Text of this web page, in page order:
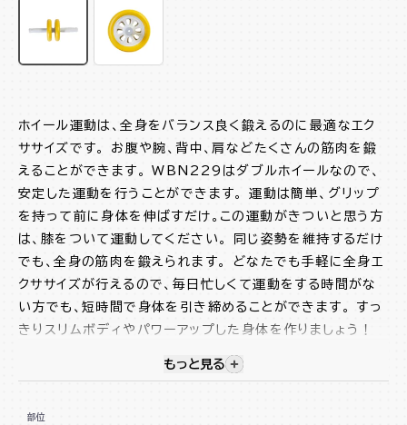
ホイール運動は、全身をバランス良く鍛えるのに最適なエク
ササイズです。 お腹や腕、背中、肩などたくさんの筋肉を鍛
えることができます。 WBN229はダブルホイールなので、
安定した運動を行うことができます。 運動は簡単、グリップ
を持って前に身体を伸ばすだけ。この運動がきついと思う方
は、膝をついて運動してください。 同じ姿勢を維持するだけ
でも、全身の筋肉を鍛えられます。 どなたでも手軽に全身エ
クササイズが行えるので、毎日忙しくて運動をする時間がな
い方でも、短時間で身体を引き締めることができます。 すっ
きりスリムボディやパワーアップした身体を作りましょう！
視覚的に非表示のコンテンツを
もっと見る
部位